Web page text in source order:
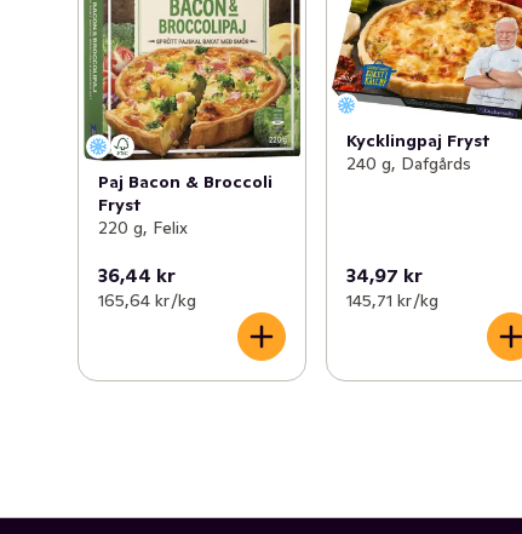
Paj Bacon & Broccoli
Fryst
220 g, Felix
36,44 kr
165,64 kr /kg
Kycklingpaj Fryst
240 g, Dafgårds
34,97 kr
145,71 kr /kg